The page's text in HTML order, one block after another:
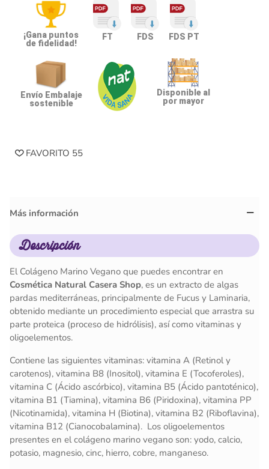
¡Gana puntos
de fidelidad!
FT FDS FDS PT
Envío Embalaje
sostenible
Disponible al
por mayor
FAVORITO 55
Más información
Descripción
El Colágeno Marino Vegano que puedes encontrar en
Cosmética Natural Casera Shop, es un extracto de algas
pardas mediterráneas, principalmente de Fucus y Laminaria,
obtenido mediante un procedimiento especial que arrastra su
parte proteica (proceso de hidrólisis), así como vitaminas y
oligoelementos.
Contiene las siguientes vitaminas: vitamina A (Retinol y
carotenos), vitamina B8 (Inositol), vitamina E (Tocoferoles),
vitamina C (Ácido ascórbico), vitamina B5 (Ácido pantoténico),
vitamina B1 (Tiamina), vitamina B6 (Piridoxina), vitamina PP
(Nicotinamida), vitamina H (Biotina), vitamina B2 (Riboflavina),
vitamina B12 (Cianocobalamina). Los oligoelementos
presentes en el colágeno marino vegano son: yodo, calcio,
potasio, magnesio, cinc, hierro, cobre, manganeso.